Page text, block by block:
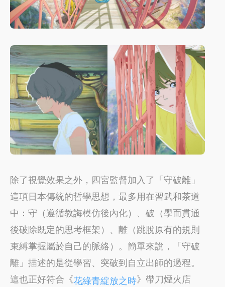
除了視覺效果之外，四宮監督加入了「守破離」
這項日本傳統的哲學思想，最多用在習武和茶道
中：守（遵循教誨模仿後內化）、破（學而貫通
後破除既定的思考框架）、離（跳脫原有的規則
束縛掌握屬於自己的脈絡）。簡單來說，「守破
離」描述的是從學習、突破到自立出師的過程。
這也正好符合《花綠青綻放之時》帶刀煙火店